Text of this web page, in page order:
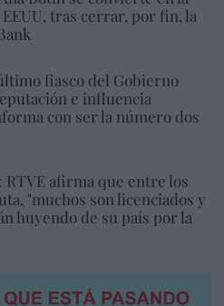
tras cerrar, por fin, la
fiasco del Gobierno
e influencia
con ser la número dos
afirma que entre los
"muchos son licenciados y
huyendo de su país por la